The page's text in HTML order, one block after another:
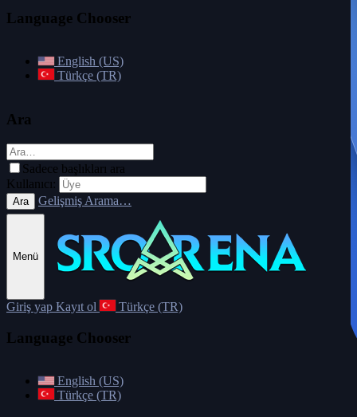
Language Chooser
English (US)
Türkçe (TR)
Ara
Sadece başlıkları ara
Kullanıcı:
Ara Gelişmiş Arama…
Menü
Giriş yap Kayıt ol Türkçe (TR)
Language Chooser
English (US)
Türkçe (TR)